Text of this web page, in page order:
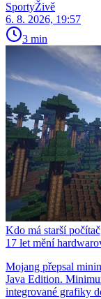
SportyŽivě
6. 8. 2026, 19:57
3 min
Kdo má starší
17 let mění
Mojang přepsal
Java Edition.
integrované grafiky